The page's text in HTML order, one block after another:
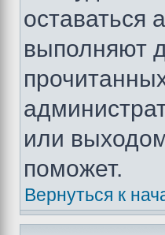
оставаться
выполняют
или
поможет.
Вернуться к